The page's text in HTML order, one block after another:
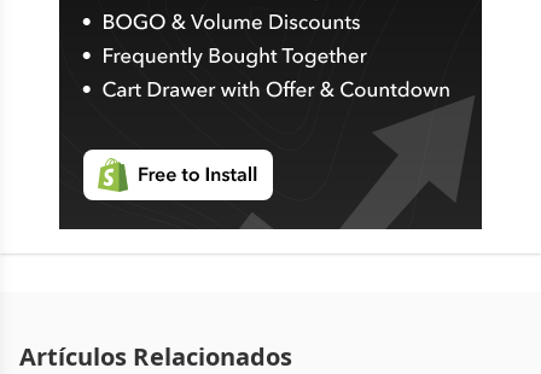
Artículos Relacionados